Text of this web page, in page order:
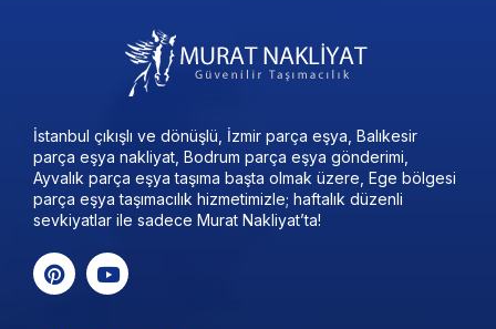
İstanbul çıkışlı ve dönüşlü, İzmir parça eşya, Balıkesir
parça eşya nakliyat, Bodrum parça eşya gönderimi,
Ayvalık parça eşya taşıma başta olmak üzere, Ege bölgesi
parça eşya taşımacılık hizmetimizle; haftalık düzenli
sevkiyatlar ile sadece Murat Nakliyat’ta!